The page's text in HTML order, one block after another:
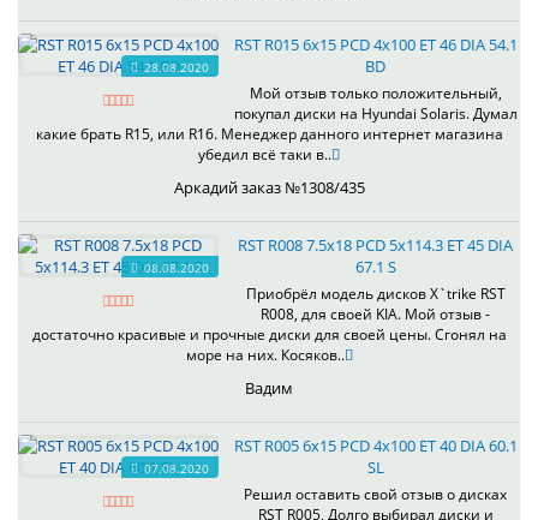
28.08.2020
RST R015 6x15 PCD 4x100 ET 46 DIA 54.1
BD
Мой отзыв только положительный,
покупал диски на Hyundai Solaris. Думал
какие брать R15, или R16. Менеджер данного интернет магазина
убедил всё таки в..
Аркадий заказ №1308/435
08.08.2020
RST R008 7.5x18 PCD 5x114.3 ET 45 DIA
67.1 S
Приобрёл модель дисков X`trike RST
R008, для своей KIA. Мой отзыв -
достаточно красивые и прочные диски для своей цены. Сгонял на
море на них. Косяков..
Вадим
07.08.2020
RST R005 6x15 PCD 4x100 ET 40 DIA 60.1
SL
Решил оставить свой отзыв о дисках
RST R005, Долго выбирал диски и